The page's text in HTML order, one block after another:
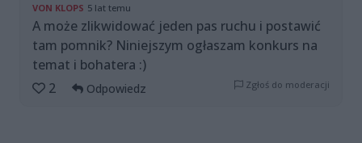
VON KLOPS 5 lat temu
A może zlikwidować jeden pas ruchu i postawić
tam pomnik? Niniejszym ogłaszam konkurs na
temat i bohatera :)
2
Odpowiedz Zgłoś do moderacji